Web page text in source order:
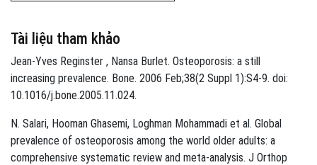
Tài liệu tham khảo
Jean-Yves Reginster , Nansa Burlet. Osteoporosis: a still
increasing prevalence. Bone. 2006 Feb;38(2 Suppl 1):S4-9. doi:
10.1016/j.bone.2005.11.024.
N. Salari, Hooman Ghasemi, Loghman Mohammadi et al. Global
prevalence of osteoporosis among the world older adults: a
comprehensive systematic review and meta-analysis. J Orthop